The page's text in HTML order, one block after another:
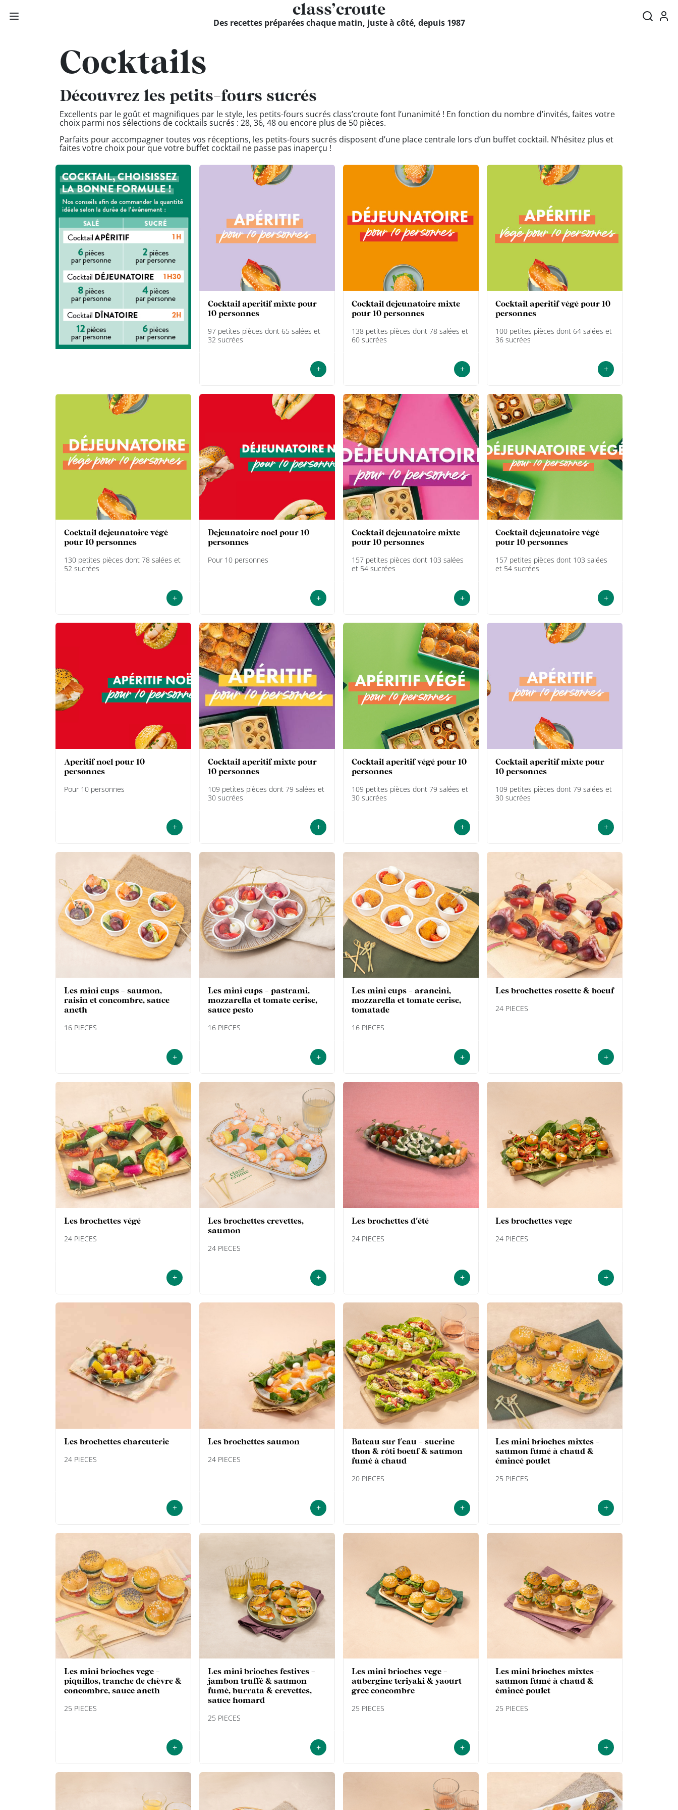
class’croute
Des recettes préparées chaque matin, juste à côté, depuis 1987
Cocktails
Découvrez les petits-fours sucrés
Excellents par le goût et magnifiques par le style, les petits-fours sucrés class’croute font l’unanimité ! En fonction du nombre d’invités, faites votre
choix parmi nos sélections de cocktails sucrés : 28, 36, 48 ou encore plus de 50 pièces.
Parfaits pour accompagner toutes vos réceptions, les petits-fours sucrés disposent d’une place centrale lors d’un buffet cocktail. N’hésitez plus et
faites votre choix pour que votre buffet cocktail ne passe pas inaperçu !
cocktail aperitif mixte pour
10 personnes
97 petites pièces dont 65 salées et
32 sucrées
+
cocktail dejeunatoire mixte
pour 10 personnes
138 petites pièces dont 78 salées et
60 sucrées
+
cocktail aperitif végé pour 10
personnes
100 petites pièces dont 64 salées et
36 sucrées
+
cocktail dejeunatoire végé
pour 10 personnes
130 petites pièces dont 78 salées et
52 sucrées
+
dejeunatoire noel pour 10
personnes
Pour 10 personnes
+
cocktail dejeunatoire mixte
pour 10 personnes
157 petites pièces dont 103 salées
et 54 sucrées
+
cocktail dejeunatoire végé
pour 10 personnes
157 petites pièces dont 103 salées
et 54 sucrées
+
aperitif noel pour 10
personnes
Pour 10 personnes
+
cocktail aperitif mixte pour
10 personnes
109 petites pièces dont 79 salées et
30 sucrées
+
cocktail aperitif végé pour 10
personnes
109 petites pièces dont 79 salées et
30 sucrées
+
cocktail aperitif mixte pour
10 personnes
109 petites pièces dont 79 salées et
30 sucrées
+
les mini cups - saumon,
raisin et concombre, sauce
aneth
16 PIECES
+
les mini cups - pastrami,
mozzarella et tomate cerise,
sauce pesto
16 PIECES
+
les mini cups - arancini,
mozzarella et tomate cerise,
tomatade
16 PIECES
+
les brochettes rosette & boeuf
24 PIECES
+
les brochettes végé
24 PIECES
+
les brochettes crevettes,
saumon
24 PIECES
+
les brochettes d'été
24 PIECES
+
les brochettes vege
24 PIECES
+
les brochettes charcuterie
24 PIECES
+
les brochettes saumon
24 PIECES
+
bateau sur l'eau - sucrine
thon & rôti boeuf & saumon
fumé à chaud
20 PIECES
+
les mini brioches mixtes -
saumon fumé à chaud &
émincé poulet
25 PIECES
+
les mini brioches vege -
piquillos, tranche de chèvre &
concombre, sauce aneth
25 PIECES
+
les mini brioches festives -
jambon truffé & saumon
fumé, burrata & crevettes,
sauce homard
25 PIECES
+
les mini brioches vege -
aubergine teriyaki & yaourt
grec concombre
25 PIECES
+
les mini brioches mixtes -
saumon fumé à chaud &
émincé poulet
25 PIECES
+